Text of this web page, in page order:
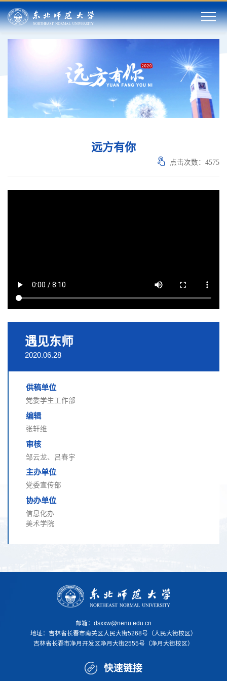
遇见东师
2020.06.28
供稿单位
党委学生工作部
编辑
张轩维
审核
邹云龙、吕春宇
主办单位
党委宣传部
协办单位
信息化办
美术学院
远方有你
点击次数： 4575
邮箱：dsxxw@nenu.edu.cn
地址： 吉林省长春市南关区人民大街5268号（人民大街校区）
吉林省长春市净月开发区净月大街2555号（净月大街校区）
快速链接